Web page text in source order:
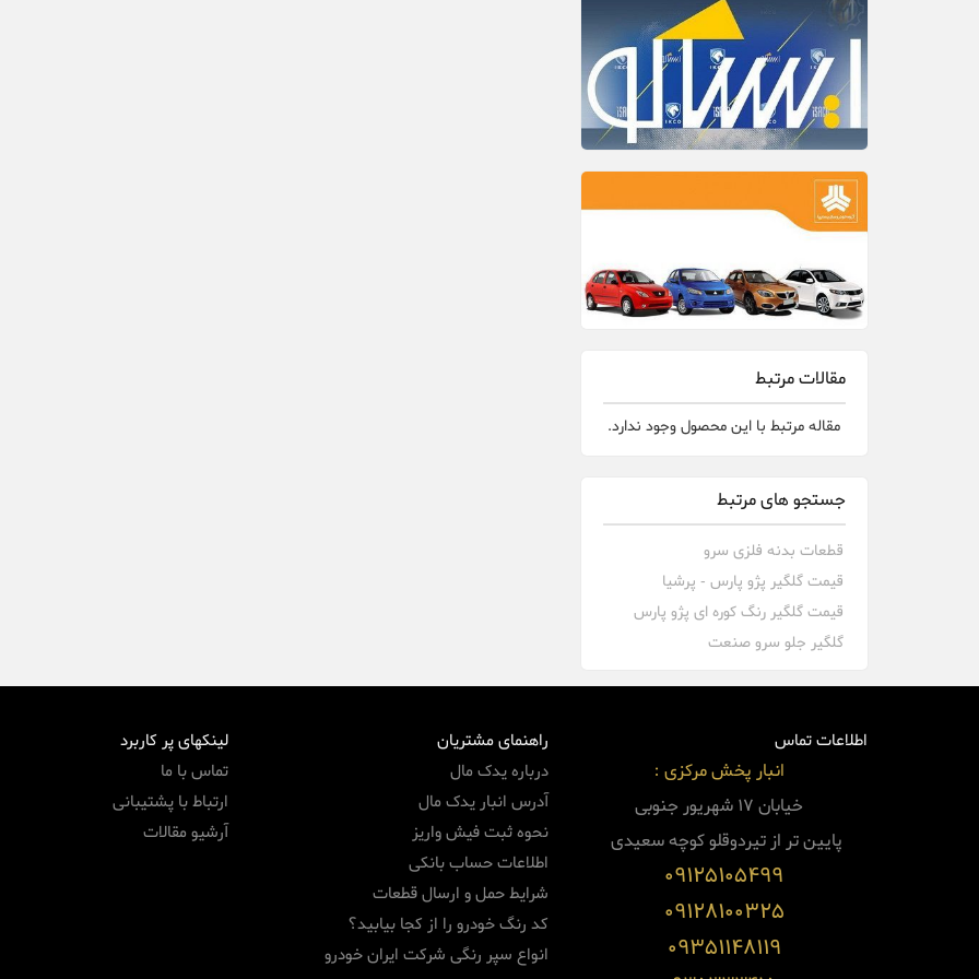
مقالات مرتبط
مقاله مرتبط با این محصول وجود ندارد.
جستجو های مرتبط
قطعات بدنه فلزی سرو
قیمت گلگیر پژو پارس - پرشیا
قیمت گلگیر رنگ کوره ای پژو پارس
گلگیر جلو سرو صنعت
اطلاعات تماس
انبار پخش مرکزی :
خیابان 17 شهریور جنوبی
پایینتر از تیردوقلو کوچه سعیدی
09125105499
09128100325
09351148119
راهنمای مشتریان
درباره یدک مال
آدرس انبار یدک مال
نحوه ثبت فیش واریز
اطلاعات حساب بانکی
شرایط حمل و ارسال قطعات
کد رنگ خودرو را از کجا بیابید؟
انواع سپر رنگی شرکت ایران خودرو
لینکهای پر کاربرد
تماس با ما
ارتباط با پشتیبانی
آرشیو مقالات